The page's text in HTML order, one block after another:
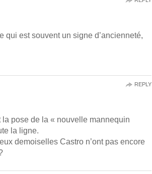
est souvent un signe d’ancienneté,
pose de la « nouvelle mannequin
la ligne.
demoiselles Castro n’ont pas encore
REPLY